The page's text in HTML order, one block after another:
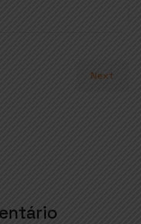
Next